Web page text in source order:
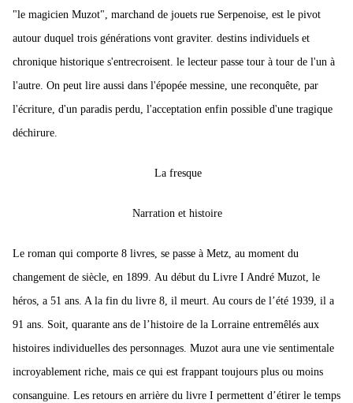
"le magicien Muzot", marchand de jouets rue Serpenoise, est le pivot
autour duquel trois générations vont graviter. destins individuels et
chronique historique s'entrecroisent. le lecteur passe tour à tour de l'un à
l'autre. On peut lire aussi dans l'épopée messine, une reconquête, par
l'écriture, d'un paradis perdu, l'acceptation enfin possible d'une tragique
déchirure.
La fresque
Narration et histoire
Le roman qui comporte 8 livres, se passe à Metz, au moment du
changement de siècle, en 1899. Au début du Livre I André Muzot, le
héros, a 51 ans. A la fin du livre 8, il meurt. Au cours de l’été 1939, il a
91 ans. Soit, quarante ans de l’histoire de la Lorraine entremêlés aux
histoires individuelles des personnages. Muzot aura une vie sentimentale
incroyablement riche, mais ce qui est frappant toujours plus ou moins
consanguine. Les retours en arrière du livre I permettent d’étirer le temps